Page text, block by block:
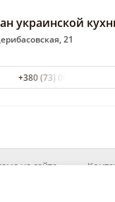
украинской
21
+380 (73) 0607395
на сайте